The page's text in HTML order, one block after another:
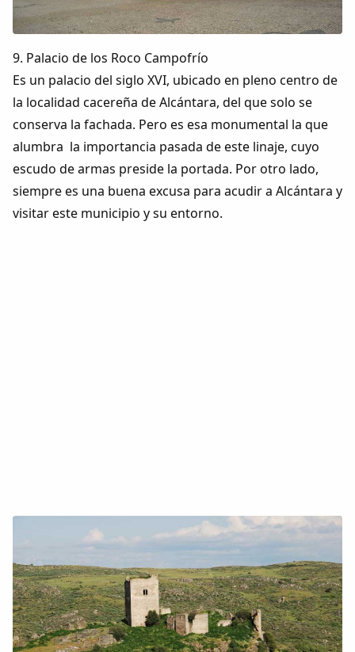
9. Palacio de los Roco Campofrío
Es un palacio del siglo XVI, ubicado en pleno centro de
la localidad cacereña de Alcántara, del que solo se
conserva la fachada. Pero es esa monumental la que
alumbra la importancia pasada de este linaje, cuyo
escudo de armas preside la portada. Por otro lado,
siempre es una buena excusa para acudir a Alcántara y
visitar este municipio y su entorno.